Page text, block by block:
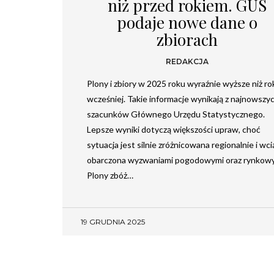
niż przed rokiem. GUS
podaje nowe dane o
zbiorach
REDAKCJA
Plony i zbiory w 2025 roku wyraźnie wyższe niż
wcześniej. Takie informacje wynikają z
szacunków Głównego Urzędu Statystycznego.
Lepsze wyniki dotyczą większości upraw, choć
sytuacja jest silnie zróżnicowana regionalnie i
obarczona wyzwaniami pogodowymi oraz
Plony zbóż…
19 GRUDNIA 2025